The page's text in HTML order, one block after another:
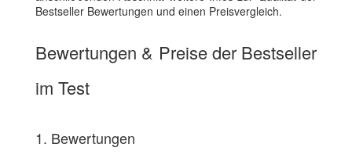
Bestseller Bewertungen und einen Preisvergleich.
Bewertungen & Preise der Bestseller
im Test
1. Bewertungen